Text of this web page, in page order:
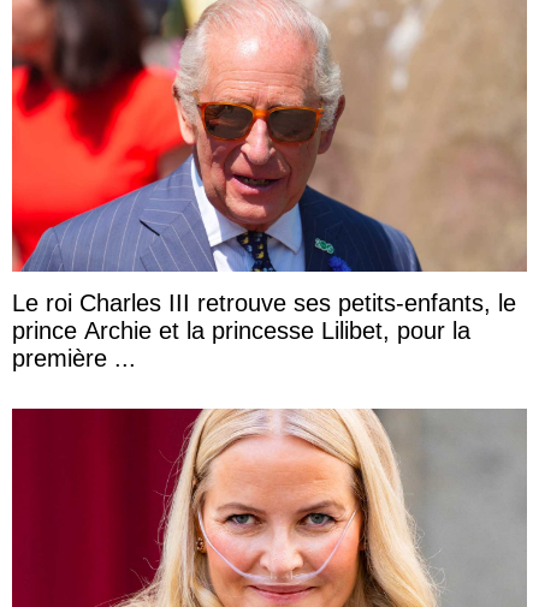
Le roi Charles III retrouve ses petits-enfants, le
prince Archie et la princesse Lilibet, pour la
première ...